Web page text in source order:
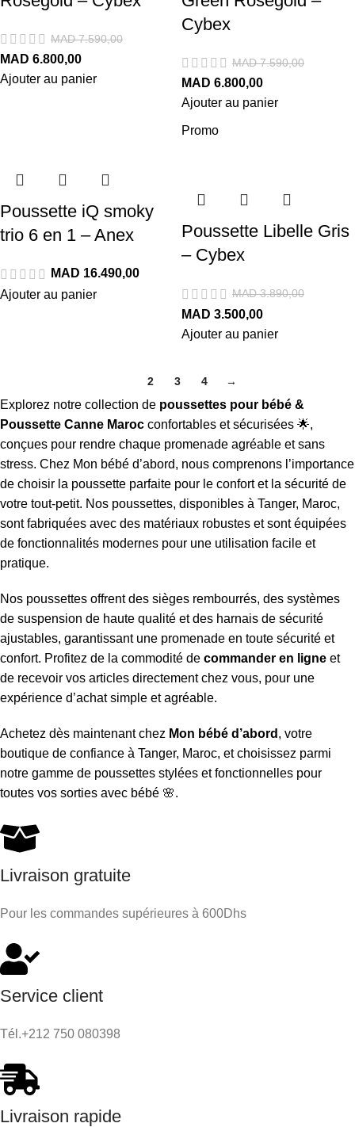
MAD7.590,00
MAD 6.800,00
Ajouter au panier
Cybex
MAD7.590,00
MAD 6.800,00
Ajouter au panier
Poussette iQ smoky
trio 6 en 1 – Anex
MAD
Ajouter au panier
Promo
Poussette Libelle Gris
– Cybex
MAD3.890,00
MAD 3.500,00
Ajouter au panier
2 3 4 →
Explorez notre collection de poussettes pour bébé &
Poussette Canne Maroc confortables et sécurisées 🌟,
conçues pour rendre chaque promenade agréable et sans
stress. Chez Mon bébé d’abord, nous comprenons l’importance
de choisir la poussette parfaite pour le confort et la sécurité de
votre tout-petit. Nos poussettes, disponibles à Tanger, Maroc,
sont fabriquées avec des matériaux robustes et sont équipées
de fonctionnalités modernes pour une utilisation facile et
pratique.
Nos poussettes offrent des sièges rembourrés, des systèmes
de suspension de haute qualité et des harnais de sécurité
ajustables, garantissant une promenade en toute sécurité et
confort. Profitez de la commodité de commander en ligne et
de recevoir vos articles directement chez vous, pour une
expérience d’achat simple et agréable.
Achetez dès maintenant chez Mon bébé d’abord , votre
boutique de confiance à Tanger, Maroc, et choisissez parmi
notre gamme de poussettes stylées et fonctionnelles pour
toutes vos sorties avec bébé 🌸.
Livraison gratuite
Pour les commandes supérieures à 600Dhs
Service client
Tél.+212 750 080398
Livraison rapide